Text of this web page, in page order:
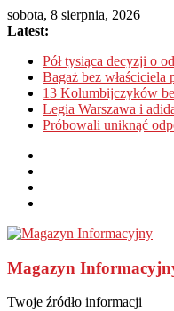
sobota, 8 sierpnia, 2026
Latest:
Pół tysiąca decyzji o
Bagaż bez
13 Kolumbijczyków
Legia Warszawa i
Próbowali uniknąć
Magazyn
Twoje źródło informacji